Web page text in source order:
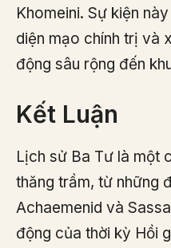
Khomeini. Sự kiện
diện mạo chính trị và
động sâu rộng đến
Kết Luận
Lịch sử Ba Tư là một
thăng trầm, từ những
Achaemenid và
động của thời kỳ Hồi